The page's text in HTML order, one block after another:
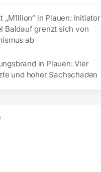
„M1llion“ in Plauen: Initiator
Baldauf grenzt sich von
ab
in Plauen: Vier
und hoher Sachschaden